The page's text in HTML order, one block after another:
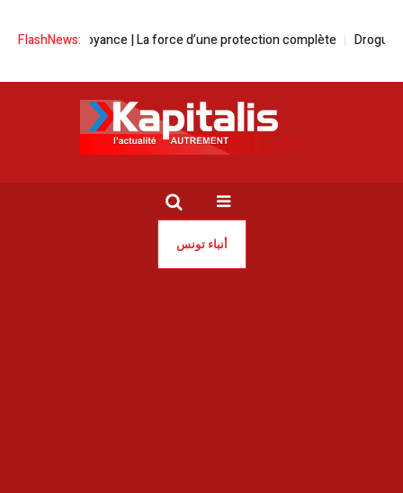
FlashNews:
Globale Prévoyance | La force d’une protection complète Drogue |
أنباء تونس